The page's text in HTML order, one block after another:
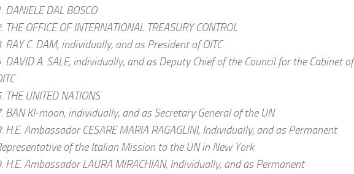
DANIELE DAL BOSCO
THE OFFICE OF INTERNATIONAL TREASURY CONTROL
RAY C. DAM, individually, and as President of OITC
DAVID A. SALE, individually, and as Deputy Chief of the Council for the Cabinet of
THE UNITED NATIONS
BAN KI-moon, individually, and as Secretary General of the UN
H.E. Ambassador CESARE MARIA RAGAGLINI, Individually, and as Permanent
of the Italian Mission to the UN in New York
H.E. Ambassador LAURA MlRACHIAN, Individually, and as Permanent